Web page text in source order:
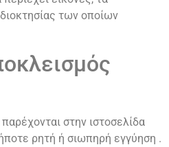
των οποίων
στην ιστοσελίδα
ρητή ή σιωπηρή εγγύηση .